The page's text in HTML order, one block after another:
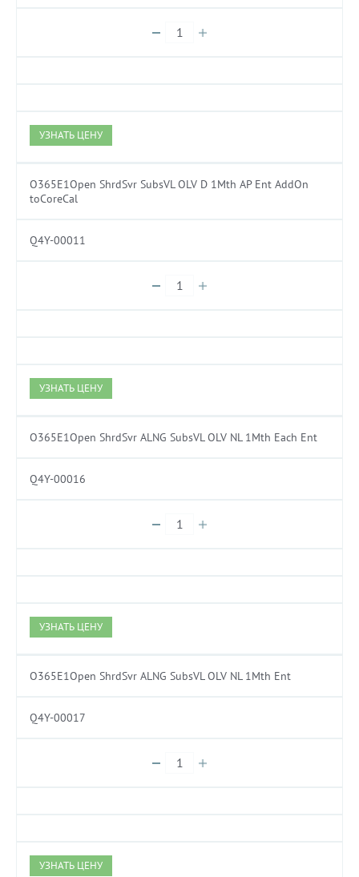
УЗНАТЬ ЦЕНУ
O365E1Open ShrdSvr SubsVL OLV D 1Mth AP Ent AddOn
toCoreCal
Q4Y-00011
УЗНАТЬ ЦЕНУ
O365E1Open ShrdSvr ALNG SubsVL OLV NL 1Mth Each Ent
Q4Y-00016
УЗНАТЬ ЦЕНУ
O365E1Open ShrdSvr ALNG SubsVL OLV NL 1Mth Ent
Q4Y-00017
УЗНАТЬ ЦЕНУ